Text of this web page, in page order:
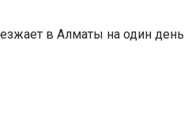
в Алматы на один